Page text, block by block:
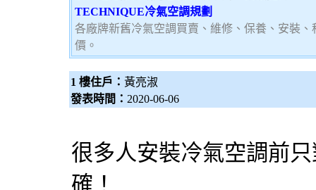
TECHNIQUE冷氣空調規劃
各廠牌新舊冷氣空調買賣、維修、保養、安裝
價。
1 樓住戶： 黃亮淑
發表時間： 2020-06-06
很多人安裝冷氣空調前
確！